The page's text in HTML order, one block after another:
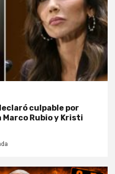
culpable por
Rubio y Kristi